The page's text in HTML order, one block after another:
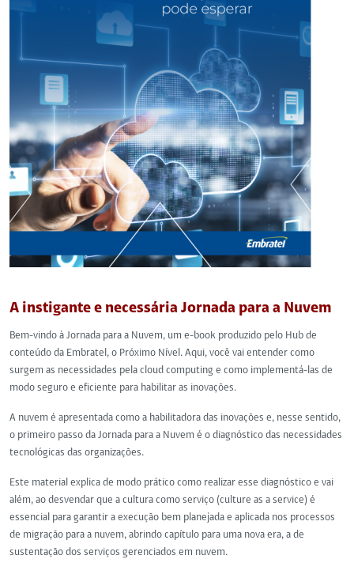
A instigante e necessária Jornada para a Nuvem
Bem-vindo à Jornada para a Nuvem, um e-book produzido pelo Hub de
conteúdo da Embratel, o Próximo Nível. Aqui, você vai entender como
surgem as necessidades pela cloud computing e como implementá-las de
modo seguro e eficiente para habilitar as inovações.
A nuvem é apresentada como a habilitadora das inovações e, nesse sentido,
o primeiro passo da Jornada para a Nuvem é o diagnóstico das necessidades
tecnológicas das organizações.
Este material explica de modo prático como realizar esse diagnóstico e vai
além, ao desvendar que a cultura como serviço (culture as a service) é
essencial para garantir a execução bem planejada e aplicada nos processos
de migração para a nuvem, abrindo capítulo para uma nova era, a de
sustentação dos serviços gerenciados em nuvem.